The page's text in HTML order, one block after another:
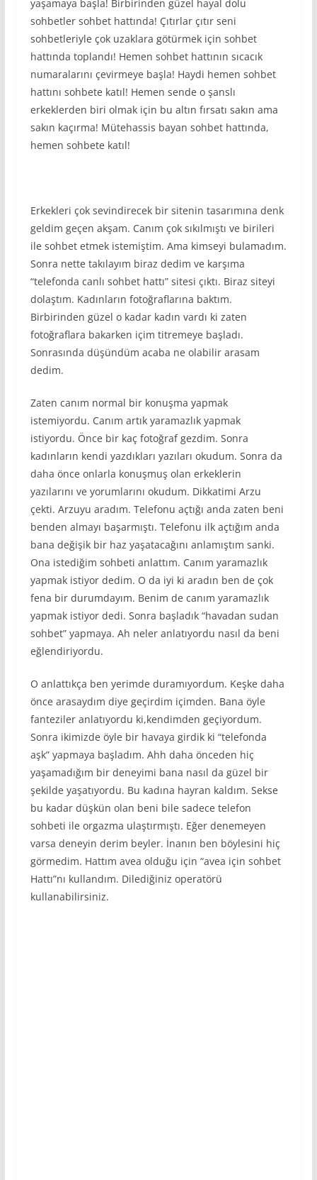
yaşamaya başla! Birbirinden güzel hayal dolu
sohbetler sohbet hattında! Çıtırlar çıtır seni
sohbetleriyle çok uzaklara götürmek için sohbet
hattında toplandı! Hemen sohbet hattının sıcacık
numaralarını çevirmeye başla! Haydi hemen sohbet
hattını sohbete katıl! Hemen sende o şanslı
erkeklerden biri olmak için bu altın fırsatı sakın ama
sakın kaçırma! Mütehassis bayan sohbet hattında,
hemen sohbete katıl!
Erkekleri çok sevindirecek bir sitenin tasarımına denk
geldim geçen akşam. Canım çok sıkılmıştı ve birileri
ile sohbet etmek istemiştim. Ama kimseyi bulamadım.
Sonra nette takılayım biraz dedim ve karşıma
“telefonda canlı sohbet hattı” sitesi çıktı. Biraz siteyi
dolaştım. Kadınların fotoğraflarına baktım.
Birbirinden güzel o kadar kadın vardı ki zaten
fotoğraflara bakarken içim titremeye başladı.
Sonrasında düşündüm acaba ne olabilir arasam
dedim.
Zaten canım normal bir konuşma yapmak
istemiyordu. Canım artık yaramazlık yapmak
istiyordu. Önce bir kaç fotoğraf gezdim. Sonra
kadınların kendi yazdıkları yazıları okudum. Sonra da
daha önce onlarla konuşmuş olan erkeklerin
yazılarını ve yorumlarını okudum. Dikkatimi Arzu
çekti. Arzuyu aradım. Telefonu açtığı anda zaten beni
benden almayı başarmıştı. Telefonu ilk açtığım anda
bana değişik bir haz yaşatacağını anlamıştım sanki.
Ona istediğim sohbeti anlattım. Canım yaramazlık
yapmak istiyor dedim. O da iyi ki aradın ben de çok
fena bir durumdayım. Benim de canım yaramazlık
yapmak istiyor dedi. Sonra başladık “havadan sudan
sohbet” yapmaya. Ah neler anlatıyordu nasıl da beni
eğlendiriyordu.
O anlattıkça ben yerimde duramıyordum. Keşke daha
önce arasaydım diye geçirdim içimden. Bana öyle
fanteziler anlatıyordu ki,kendimden geçiyordum.
Sonra ikimizde öyle bir havaya girdik ki “telefonda
aşk” yapmaya başladım. Ahh daha önceden hiç
yaşamadığım bir deneyimi bana nasıl da güzel bir
şekilde yaşatıyordu. Bu kadına hayran kaldım. Sekse
bu kadar düşkün olan beni bile sadece telefon
sohbeti ile orgazma ulaştırmıştı. Eğer denemeyen
varsa deneyin derim beyler. İnanın ben böylesini hiç
görmedim. Hattım avea olduğu için “avea için sohbet
Hattı”nı kullandım. Dilediğiniz operatörü
kullanabilirsiniz.